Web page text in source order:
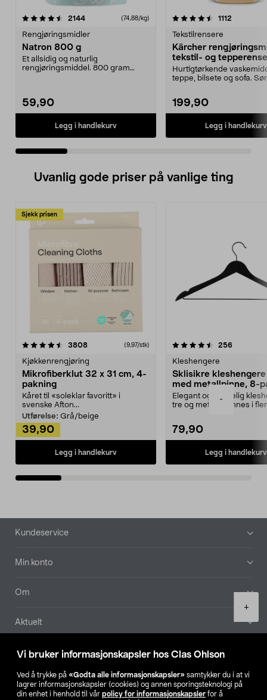
Vi bruker informasjonskapsler hos Clas Ohlson
Ved å trykke på «Godta alle informasjonskapsler» samtykker du i at vi
lagrer informasjonskapsler (cookies) og annen sporingsteknologi på
din enhet i henhold til vår policy for informasjonskapsler for å
-
+
2144anmeldelser(74,88/kg)
Rengjøringsmidler
Natron 800 g
Et allsidig og naturlig
rengjøringsmiddel. 800 gram
59,90
Legg i handlekurv
4.5 av 5 stjerner 1112
Tekstilrensere
Kärcher
tekstil- og
Hurtigtørkende
teppe, bilsete og sofa.
199,90
Legg i handlekurv
4.5 av 5 stjerner
Uvanlig gode priser på vanlige ting
Sjekk prisen
3808anmeldelser(9,97/stk)
Kjøkkenrengjøring
Mikrofiberklut 32 x 31 cm, 4-
pakning
Kåret til «soleklar favoritt» i
svenske Afton...
Utførelse: Grå/beige
39,90
Legg i handlekurv
4.5av 5 stjerner 256
Kleshengere
Sklisikre
med metallpinne, 8-
Elegant og skikkelig
tre og metall – finnes i
79,90
Legg i handlekurv
4.5av 5 stjerner
Bunntekst
Kundeservice
Min konto
Om
Aktuelt
Våre selskaper
Finn din butikk